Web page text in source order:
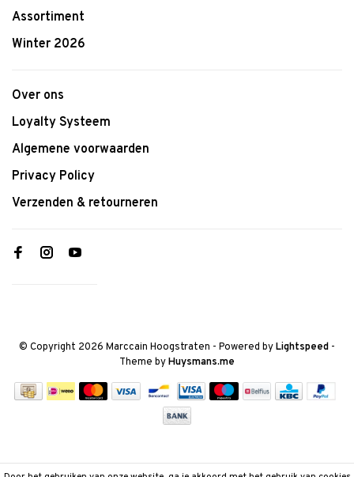
Assortiment
Winter 2026
Over ons
Loyalty Systeem
Algemene voorwaarden
Privacy Policy
Verzenden & retourneren
© Copyright 2026 Marccain Hoogstraten - Powered byLightspeed -
Theme byHuysmans.me